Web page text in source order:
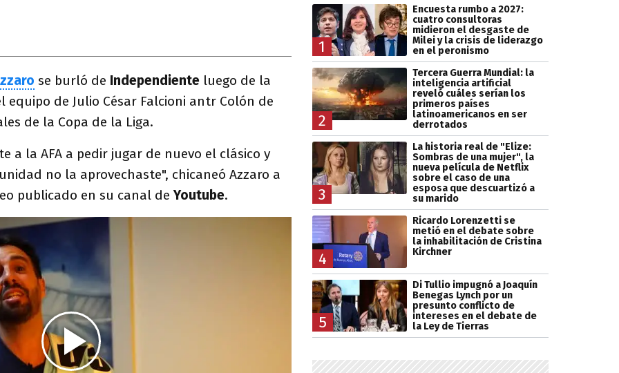
se burló de Independiente luego de la
equipo de Julio César Falcioni antr Colón de
de la Copa de la Liga.
a la AFA a pedir jugar de nuevo el clásico y
no la aprovechaste", chicaneó Azzaro a
publicado en su canal de Youtube.
1
Encuesta rumbo a 2027:
cuatro consultoras
midieron el desgaste de
Milei y la crisis de liderazgo
en el peronismo
2
Tercera Guerra Mundial: la
inteligencia artificial
reveló cuáles serían los
primeros países
latinoamericanos en ser
derrotados
3
La historia real de "Elize:
Sombras de una mujer", la
nueva película de Netflix
sobre el caso de una
esposa que descuartizó a
su marido
4
Ricardo Lorenzetti se
metió en el debate sobre
la inhabilitación de Cristina
Kirchner
5
Di Tullio impugnó a Joaquín
Benegas Lynch por un
presunto conflicto de
intereses en el debate de
la Ley de Tierras